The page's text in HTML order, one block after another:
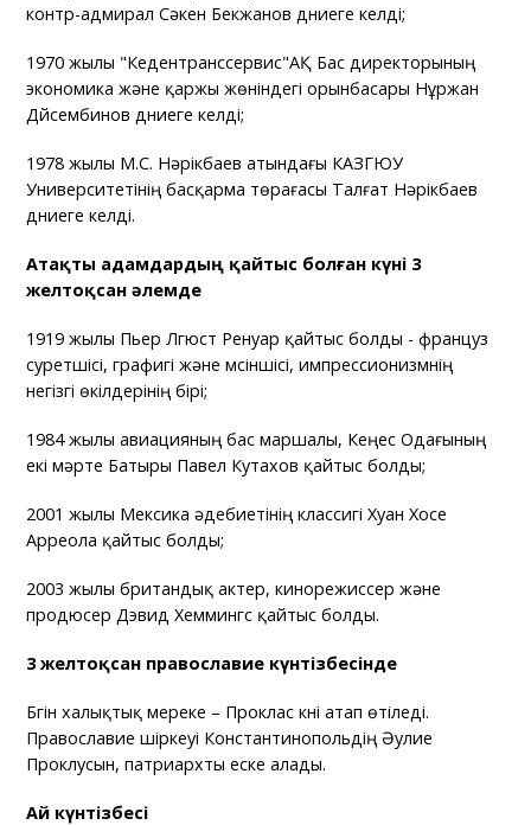
контр-адмирал Сәкен Бекжанов дүниеге келді;
1970 жылы "Кедентранссервис"АҚ Бас директорының
экономика және қаржы жөніндегі орынбасары Нұржан
Дүйсембинов дүниеге келді;
1978 жылы М.С. Нәрікбаев атындағы КАЗГЮУ
Университетінің басқарма төрағасы Талғат Нәрікбаев
дүниеге келді.
Атақты адамдардың қайтыс болған күні 3
желтоқсан әлемде
1919 жылы Пьер Лгюст Ренуар қайтыс болды - француз
суретшісі, графигі және мүсіншісі, импрессионизмнің
негізгі өкілдерінің бірі;
1984 жылы авиацияның бас маршалы, Кеңес Одағының
екі мәрте Батыры Павел Кутахов қайтыс болды;
2001 жылы Мексика әдебиетінің классигі Хуан Хосе
Арреола қайтыс болды;
2003 жылы британдық актер, кинорежиссер және
продюсер Дэвид Хеммингс қайтыс болды.
3 желтоқсан православие күнтізбесінде
Бүгін халықтық мереке – Проклас күні атап өтіледі.
Православие шіркеуі Константинопольдің Әулие
Проклусын, патриархты еске алады.
Ай күнтізбесі